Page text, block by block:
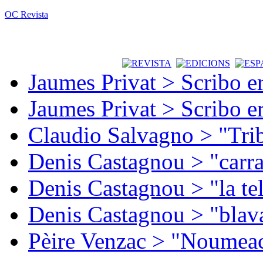
OC Revista
Jaumes Privat > Scribo
Jaumes Privat > Scribo
Claudio Salvagno >
Denis Castagnou >
Denis Castagnou > "la
Denis Castagnou >
Pèire Venzac >